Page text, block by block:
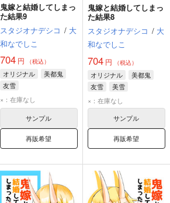
鬼嫁と結婚してしまっ
た結果9
スタジオナデシコ / 大
和なでしこ
704 円 （税込）
オリジナル
美都鬼
友雪
×：在庫なし
サンプル
再販希望
鬼嫁と結婚してしまっ
た結果8
スタジオナデシコ / 大
和なでしこ
704円 （税込）
オリジナル
美都鬼
友雪
美雪
×：在庫なし
サンプル
再販希望